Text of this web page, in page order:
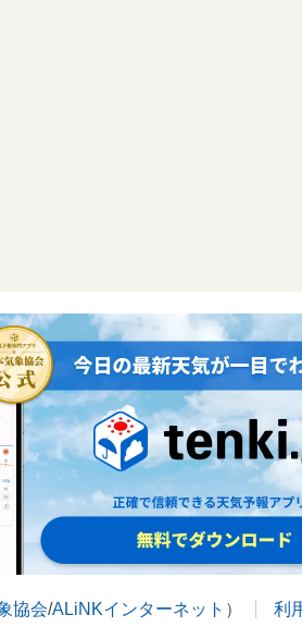
協会/ALiNKインターネット ） 利